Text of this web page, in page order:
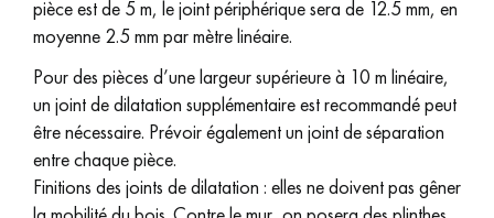
pièce est de 5 m, le joint périphérique sera de 12.5 mm, en
moyenne 2.5 mm par mètre linéaire.
Pour des pièces d’une largeur supérieure à 10 m linéaire,
un joint de dilatation supplémentaire est recommandé peut
être nécessaire. Prévoir également un joint de séparation
entre chaque pièce.
Finitions des joints de dilatation : elles ne doivent pas gêner